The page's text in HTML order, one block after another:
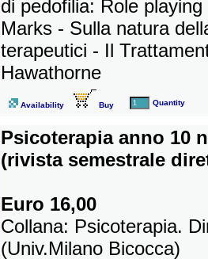
di pedofilia: Role
Marks - Sulla natura
terapeutici - Il
Hawathorne
Availability Buy Quantity
Psicoterapia anno 10
(rivista semestrale
Euro 16,00
Collana: Psicoterapia.
(Univ.Milano Bicocca)